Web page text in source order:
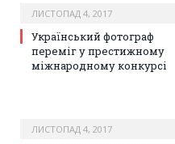
ЛИСТОПАД 4, 2017
Український фотограф
переміг у престижному
міжнародному конкурсі
ЛИСТОПАД 4, 2017